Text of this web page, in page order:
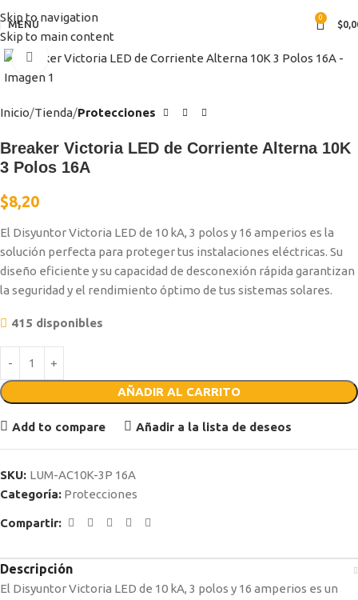
Skip to navigation
Skip to main content
MENÚ
0
$
Clic para ampliar
Inicio Tienda Protecciones
Breaker Victoria LED de Corriente Alterna 10K
3 Polos 16A
$8,20
El Disyuntor Victoria LED de 10 kA, 3 polos y 16 amperios es la
solución perfecta para proteger tus instalaciones eléctricas. Su
diseño eficiente y su capacidad de desconexión rápida garantizan
la seguridad y el rendimiento óptimo de tus sistemas solares.
415 disponibles
AÑADIR AL CARRITO
Add to compare Añadir a la lista de deseos
SKU: LUM-AC10K-3P 16A
Categoría: Protecciones
Compartir:
Descripción
El Disyuntor Victoria LED de 10 kA, 3 polos y 16 amperios es un